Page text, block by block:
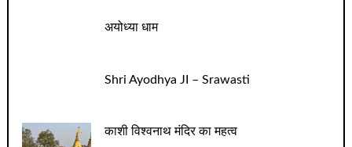
अयोध्या धाम
Shri Ayodhya JI – Srawasti
काशी विश्वनाथ मंदिर का महत्व